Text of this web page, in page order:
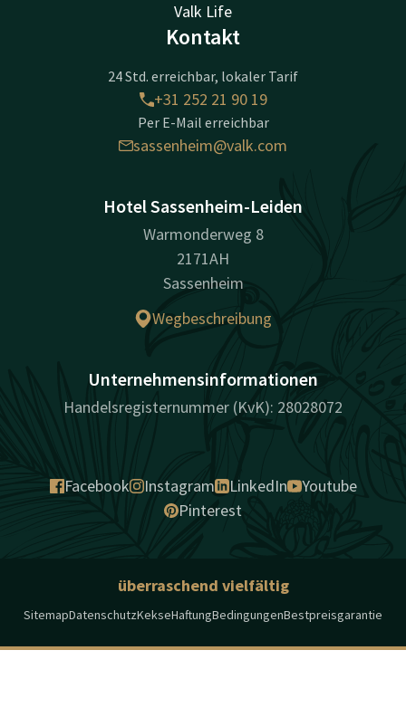
Valk Life
Kontakt
24 Std. erreichbar, lokaler Tarif
+31 252 21 90 19
Per E-Mail erreichbar
sassenheim@valk.com
Hotel Sassenheim-Leiden
Warmonderweg 8
2171AH
Sassenheim
Wegbeschreibung
Unternehmensinformationen
Handelsregisternummer (KvK): 28028072
Facebook Instagram LinkedIn
Youtube
Pinterest
überraschend vielfältig
SitemapDatenschutzKekseHaftungBedingungenBestpreisgarantie